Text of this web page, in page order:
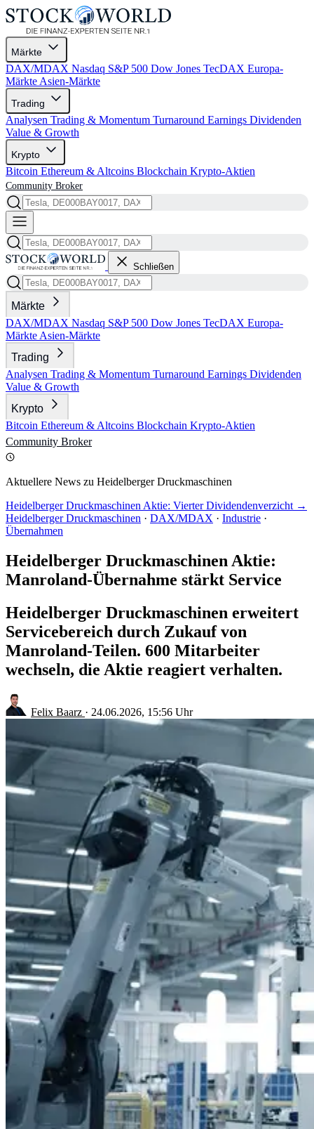
Märkte
DAX/MDAX Nasdaq S&P 500 Dow Jones TecDAX Europa-
Märkte Asien-Märkte
Trading
Analysen Trading & Momentum Turnaround Earnings Dividenden
Value & Growth
Krypto
Bitcoin Ethereum & Altcoins Blockchain Krypto-Aktien
Community Broker
Schließen
Märkte
DAX/MDAX Nasdaq S&P 500 Dow Jones TecDAX Europa-
Märkte Asien-Märkte
Trading
Analysen Trading & Momentum Turnaround Earnings Dividenden
Value & Growth
Krypto
Bitcoin Ethereum & Altcoins Blockchain Krypto-Aktien
Community Broker
Aktuellere News zu Heidelberger Druckmaschinen
Heidelberger Druckmaschinen Aktie: Vierter Dividendenverzicht →
Heidelberger Druckmaschinen · DAX/MDAX · Industrie ·
Übernahmen
Heidelberger Druckmaschinen Aktie:
Manroland-Übernahme stärkt Service
Heidelberger Druckmaschinen erweitert
Servicebereich durch Zukauf von
Manroland-Teilen. 600 Mitarbeiter
wechseln, die Aktie reagiert verhalten.
Felix Baarz · 24.06.2026, 15:56 Uhr